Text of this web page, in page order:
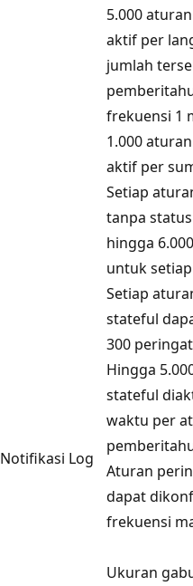
Notifikasi Log
5.000
aktif per
jumlah
frekuensi 1
1.000
aktif per
Setiap
tanpa
hingga
untuk
Setiap
stateful
300
Hingga
stateful
waktu per
Aturan
dapat
frekuensi
Ukuran